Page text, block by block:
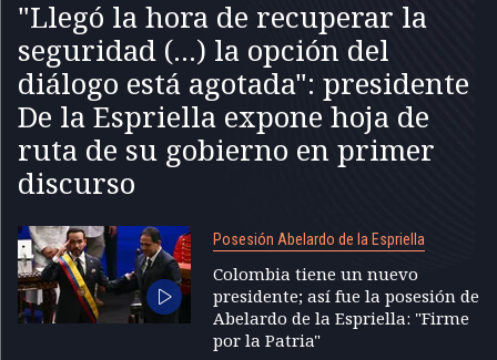
"Llegó la hora de recuperar la
seguridad (...) la opción del
diálogo está agotada": presidente
De la Espriella expone hoja de
ruta de su gobierno en primer
discurso
Posesión Abelardo de la Espriella
Colombia tiene un nuevo
presidente; así fue la posesión de
Abelardo de la Espriella: "Firme
por la Patria"